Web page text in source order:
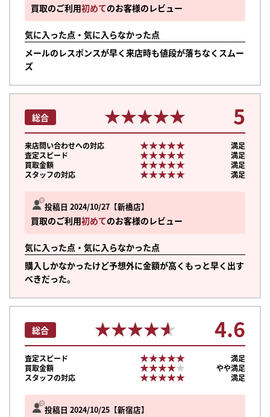
買取のご利用初めてのお客様のレビュー
気に入った点・気に入らなかった点
メールのレスポンスが早く来店時も値段が落ちなくスムー
ズ
投稿日 2024/10/27 新橋店
買取のご利用初めてのお客様のレビュー
気に入った点・気に入らなかった点
購入しかなかったけど予想外に金額が高くもっと早く出す
べきだった。
総合 ★★★★★
★★★★★ 5
来店問い合わせへの対応 ★★★★★
★★★★★
満足
査定スピード
★★★★★
★★★★★
満足
買取金額
★★★★★
★★★★★
満足
スタッフの対応
★★★★★
★★★★★ 満足
投稿日 2024/10/25 新宿店
総合 ★★★★★
★★★★★ 4.6
査定スピード ★★★★★
★★★★★
満足
買取金額
★★★★★
★★★★★
やや満足
スタッフの対応
★★★★★
★★★★★ 満足